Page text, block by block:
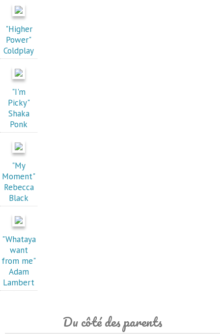
"Higher
Power"
Coldplay
"I'm
Picky"
Shaka
Ponk
"My
Moment"
Rebecca
Black
"Whataya
want
from me"
Adam
Lambert
Du côté des parents